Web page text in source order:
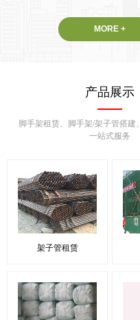
MORE +
脚手架租赁、脚手架/架子管搭建、
一站式服务
架子管租赁
产品展示